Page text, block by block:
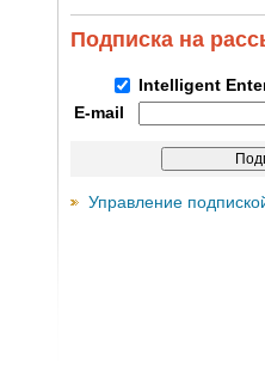
Подписка на
Intelligent
E-mail
Управление